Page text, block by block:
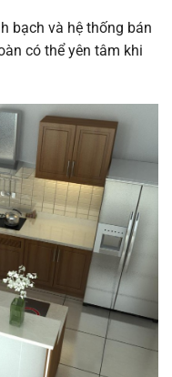
bạch và hệ thống bán
có thể yên tâm khi